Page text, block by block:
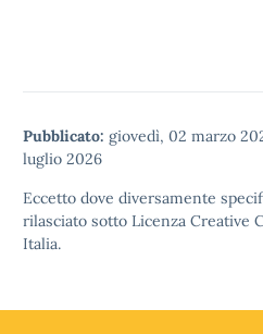
Pubblicato: giovedì, 02 marzo
luglio 2026
Eccetto dove diversamente
rilasciato sotto Licenza Creative
Italia.